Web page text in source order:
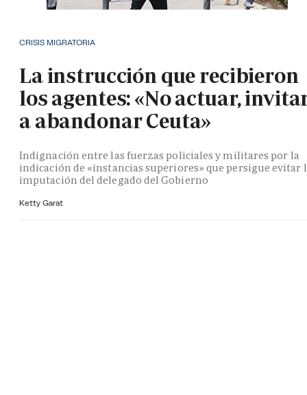
CRISIS MIGRATORIA
La instrucción que recibieron
los agentes: «No actuar,
a abandonar Ceuta»
Indignación entre las fuerzas policiales y militares por la
indicación de «instancias superiores» que persigue evitar
imputación del delegado del Gobierno
Ketty Garat